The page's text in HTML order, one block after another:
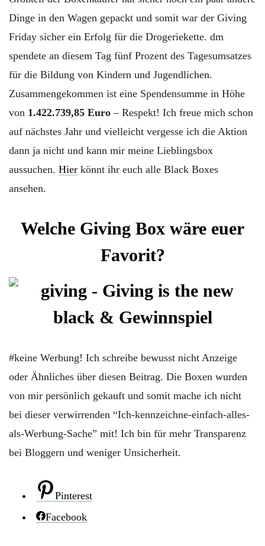
Dinge in den Wagen gepackt und somit war der Giving
Friday sicher ein Erfolg für die Drogeriekette. dm
spendete an diesem Tag fünf Prozent des Tagesumsatzes
für die Bildung von Kindern und Jugendlichen.
Zusammengekommen ist eine Spendensumme in Höhe
von 1.422.739,85 Euro – Respekt! Ich freue mich schon
auf nächstes Jahr und vielleicht vergesse ich die Aktion
dann ja nicht und kann mir meine Lieblingsbox
aussuchen. Hier könnt ihr euch alle Black Boxes
ansehen.
Welche Giving Box wäre euer
Favorit?
#keine Werbung! Ich schreibe bewusst nicht Anzeige
oder Ähnliches über diesen Beitrag. Die Boxen wurden
von mir persönlich gekauft und somit mache ich nicht
bei dieser verwirrenden “Ich-kennzeichne-einfach-alles-
als-Werbung-Sache” mit! Ich bin für mehr Transparenz
bei Bloggern und weniger Unsicherheit.
Pinterest
Facebook